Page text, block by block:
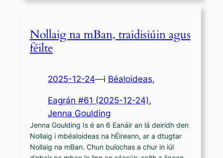
Nollaig na mBan, traidisiúin agus
féilte
2025-12-24—i Béaloideas,
Eagrán #61 (2025-12-24)
Jenna Goulding
Jenna Goulding Is é an 6 Eanáir an lá deiridh den
Nollaig i mbéaloideas na hÉireann, ar a dtugtar
Nollaig na mBan. Chun buíochas a chur in iúl